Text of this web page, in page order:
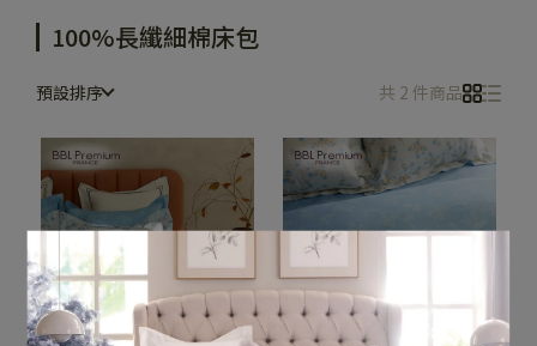
100%長纖細棉床包
預設排序 共 2 件商品